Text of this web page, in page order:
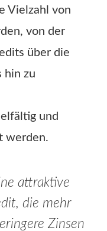
Vielzahl von
von der
über die
hin zu
und
werden.
attraktive
die mehr
Zinsen